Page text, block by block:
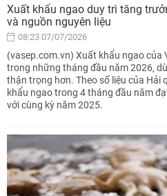
Xuất khẩu ngao duy trì tăng
và nguồn nguyên liệu
08:23 07/07/2026
(vasep.com.vn) Xuất khẩu ngao của
trong những tháng đầu năm 2026,
thận trọng hơn. Theo số liệu của Hải
khẩu ngao trong 4 tháng đầu năm
với cùng kỳ năm 2025.